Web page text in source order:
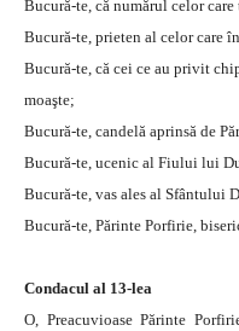
Bucură-te, că numărul celor care
Bucură-te, prieten al celor care
Bucură-te, că cei ce au privit
moaşte;
Bucură-te, candelă aprinsă de
Bucură-te, ucenic al Fiului lui
Bucură-te, vas ales al Sfântului
Bucură-te, Părinte Porfirie,
Condacul al 13-lea
O, Preacuvioase Părinte